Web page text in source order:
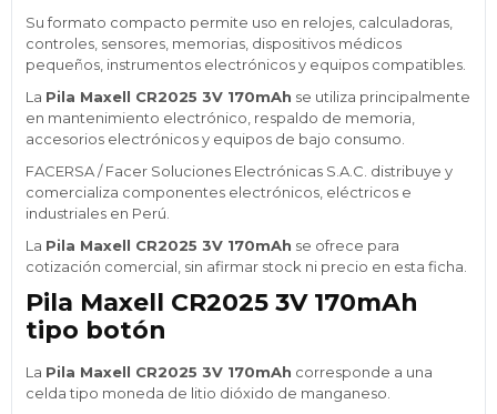
Su formato compacto permite uso en relojes, calculadoras,
controles, sensores, memorias, dispositivos médicos
pequeños, instrumentos electrónicos y equipos compatibles.
La Pila Maxell CR2025 3V 170mAh se utiliza principalmente
en mantenimiento electrónico, respaldo de memoria,
accesorios electrónicos y equipos de bajo consumo.
FACERSA / Facer Soluciones Electrónicas S.A.C. distribuye y
comercializa componentes electrónicos, eléctricos e
industriales en Perú.
La Pila Maxell CR2025 3V 170mAh se ofrece para
cotización comercial, sin afirmar stock ni precio en esta ficha.
Pila Maxell CR2025 3V 170mAh
tipo botón
La Pila Maxell CR2025 3V 170mAh corresponde a una
celda tipo moneda de litio dióxido de manganeso.